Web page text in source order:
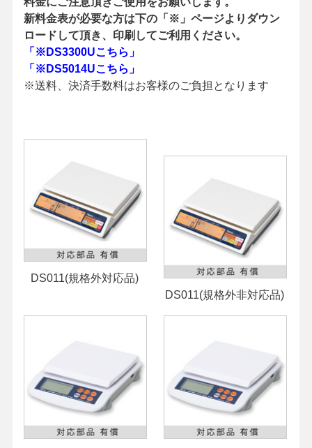
新料金表が必要な方は下の「※」ページよりダウン
ロードして頂き、印刷してご利用ください。
「※DS3300Uこちら」
「※DS5014Uこちら」
※送料、決済手数料はお客様のご負担となります
DS011(規格外対応品)
DS011(規格外非対応品)